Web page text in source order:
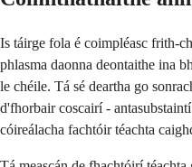
Is táirge fola é coimpléasc frith-
phlasma daonna deontaithe ina
le chéile. Tá sé deartha go
d'fhorbair coscairí -
cóireálacha fachtóir téachta